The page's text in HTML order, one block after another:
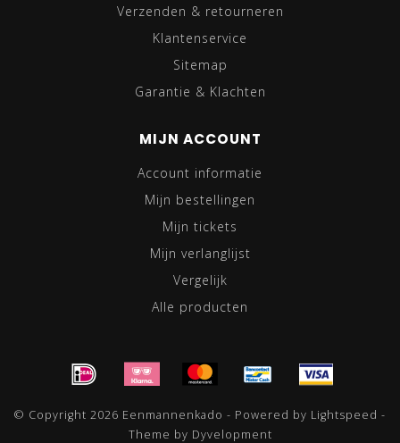
Verzenden & retourneren
Klantenservice
Sitemap
Garantie & Klachten
MIJN ACCOUNT
Account informatie
Mijn bestellingen
Mijn tickets
Mijn verlanglijst
Vergelijk
Alle producten
© Copyright 2026 Eenmannenkado - Powered by Lightspeed -
Theme by Dyvelopment